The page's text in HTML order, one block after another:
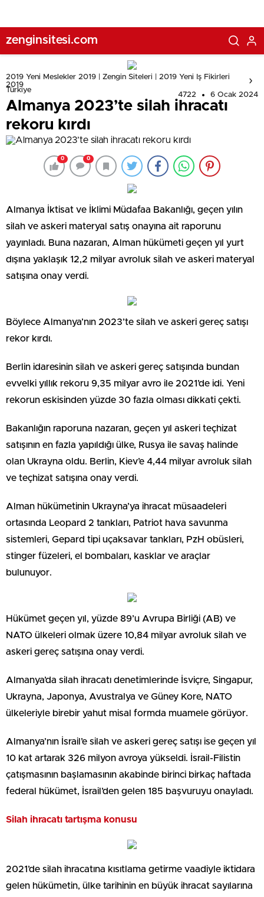
zenginsitesi.com
2019 Yeni Meslekler 2019 | Zengin Siteleri | 2019 Yeni Iş Fikirleri
2019
Türkiye
4722 6 Ocak 2024
Almanya 2023’te silah ihracatı
rekoru kırdı
0 0
Almanya İktisat ve İklimi Müdafaa Bakanlığı, geçen yılın
silah ve askeri materyal satış onayına ait raporunu
yayınladı. Buna nazaran, Alman hükümeti geçen yıl yurt
dışına yaklaşık 12,2 milyar avroluk silah ve askeri materyal
satışına onay verdi.
Böylece Almanya’nın 2023’te silah ve askeri gereç satışı
rekor kırdı.
Berlin idaresinin silah ve askeri gereç satışında bundan
evvelki yıllık rekoru 9,35 milyar avro ile 2021’de idi. Yeni
rekorun eskisinden yüzde 30 fazla olması dikkati çekti.
Bakanlığın raporuna nazaran, geçen yıl askeri teçhizat
satışının en fazla yapıldığı ülke, Rusya ile savaş halinde
olan Ukrayna oldu. Berlin, Kiev’e 4,44 milyar avroluk silah
ve teçhizat satışına onay verdi.
Alman hükümetinin Ukrayna’ya ihracat müsaadeleri
ortasında Leopard 2 tankları, Patriot hava savunma
sistemleri, Gepard tipi uçaksavar tankları, PzH obüsleri,
stinger füzeleri, el bombaları, kasklar ve araçlar
bulunuyor.
Hükümet geçen yıl, yüzde 89’u Avrupa Birliği (AB) ve
NATO ülkeleri olmak üzere 10,84 milyar avroluk silah ve
askeri gereç satışına onay verdi.
Almanya’da silah ihracatı denetimlerinde İsviçre, Singapur,
Ukrayna, Japonya, Avustralya ve Güney Kore, NATO
ülkeleriyle birebir yahut misal formda muamele görüyor.
Almanya’nın İsrail’e silah ve askeri gereç satışı ise geçen yıl
10 kat artarak 326 milyon avroya yükseldi. İsrail-Filistin
çatışmasının başlamasının akabinde birinci birkaç haftada
federal hükümet, İsrail’den gelen 185 başvuruyu onayladı.
Silah ihracatı tartışma konusu
2021’de silah ihracatına kısıtlama getirme vaadiyle iktidara
gelen hükümetin, ülke tarihinin en büyük ihracat sayılarına